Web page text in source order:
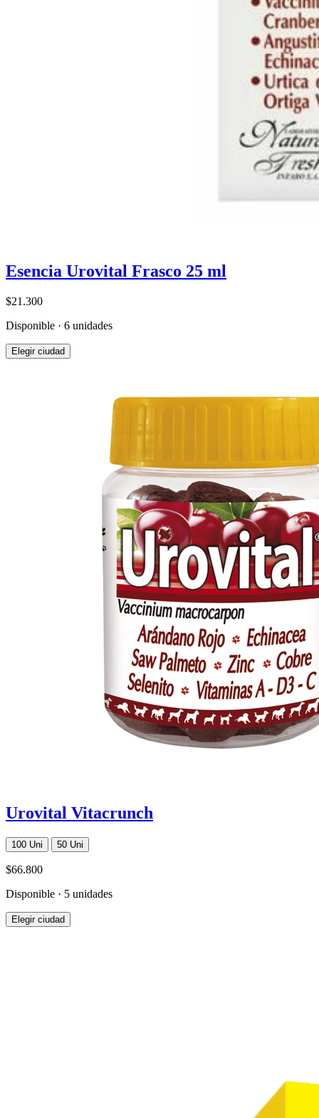
Esencia Urovital Frasco 25 ml
$21.300
Disponible · 6 unidades
Elegir ciudad
Urovital Vitacrunch
100 Uni 50 Uni
$66.800
Disponible · 5 unidades
Elegir ciudad